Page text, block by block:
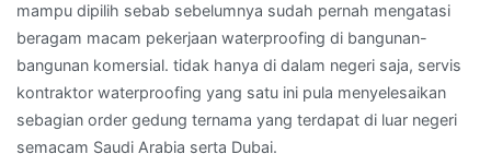
mampu dipilih sebab sebelumnya sudah pernah mengatasi
beragam macam pekerjaan waterproofing di bangunan-
bangunan komersial. tidak hanya di dalam negeri saja, servis
kontraktor waterproofing yang satu ini pula menyelesaikan
sebagian order gedung ternama yang terdapat di luar negeri
semacam Saudi Arabia serta Dubai.